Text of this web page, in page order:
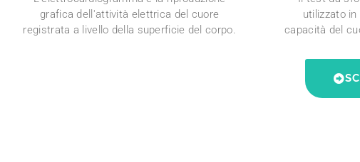
grafica dell'attività elettrica del cuore
registrata a livello della superficie del corpo.
utilizzato
capacità del